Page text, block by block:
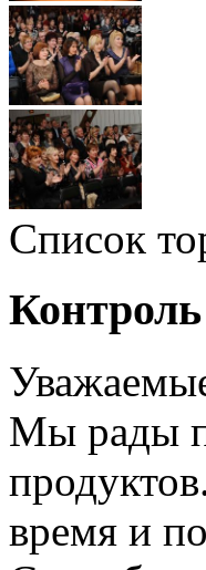
Список
Мы рады
время и